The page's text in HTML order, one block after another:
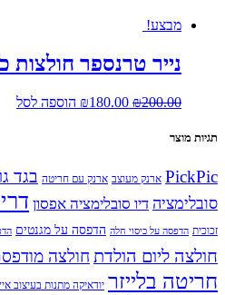
מבצע!
נייר טרנספר חולצות
₪200.00
המחיר ₪180.00
המחיר
הוספה לסל
תגיות מוצר
PickPic ארנק מעוצב ארנק עם חריטה בגד
סובלימציה דיו סובלימציה אפסון
זכוכית הדפסה על כיסוי חלה הדפסה על מגנטים
חולצה ליום הולדת חולצה
חריטה בלייזר יודאיקה מתנות בעיצוב